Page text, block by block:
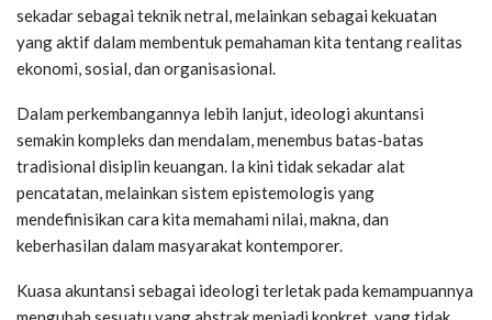
sekadar sebagai teknik netral, melainkan sebagai kekuatan
yang aktif dalam membentuk pemahaman kita tentang realitas
ekonomi, sosial, dan organisasional.
Dalam perkembangannya lebih lanjut, ideologi akuntansi
semakin kompleks dan mendalam, menembus batas-batas
tradisional disiplin keuangan. Ia kini tidak sekadar alat
pencatatan, melainkan sistem epistemologis yang
mendefinisikan cara kita memahami nilai, makna, dan
keberhasilan dalam masyarakat kontemporer.
Kuasa akuntansi sebagai ideologi terletak pada kemampuannya